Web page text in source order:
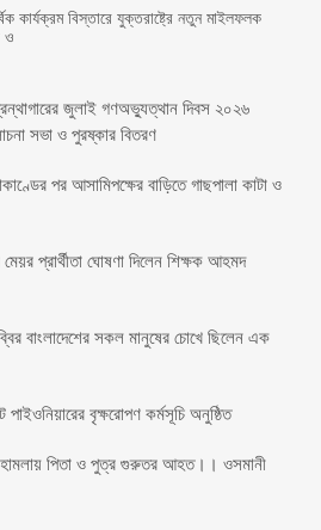
কার্যক্রম বিস্তারে যুক্তরাষ্ট্রে নতুন মাইলফলক
ও
জুলাই গণঅভ্যুত্থান দিবস ২০২৬
সভা ও পুরষ্কার বিতরণ
পর আসামিপক্ষের বাড়িতে গাছপালা কাটা ও
মেয়র প্রার্থীতা ঘোষণা দিলেন শিক্ষক আহমদ
বাংলাদেশের সকল মানুষের চোখে ছিলেন এক
বৃক্ষরোপণ কর্মসূচি অনুষ্ঠিত
হামলায় পিতা ও পুত্র গুরুতর আহত।। ওসমানী